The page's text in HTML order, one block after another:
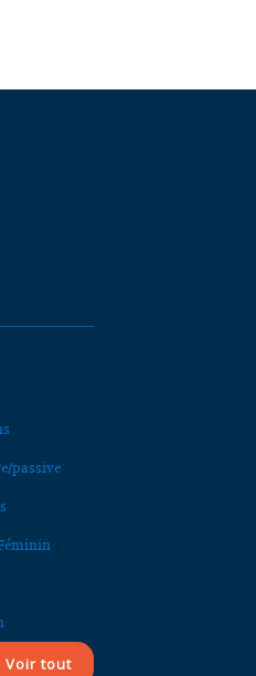
passive
Voir tout